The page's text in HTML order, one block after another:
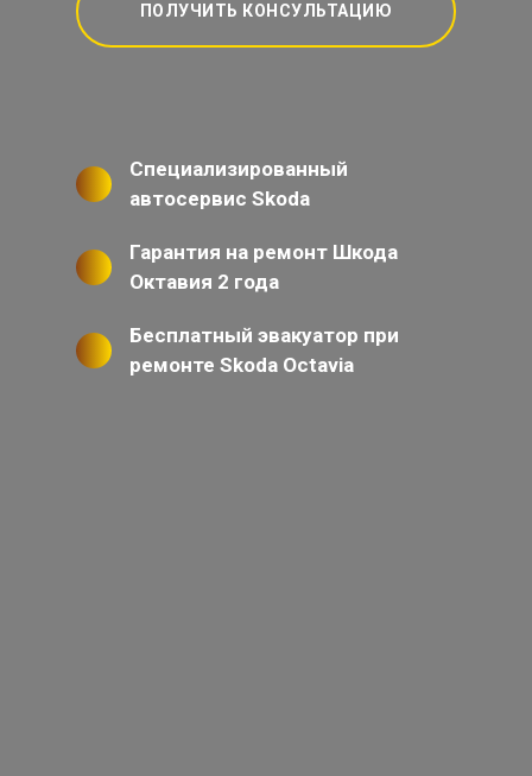
ПОЛУЧИТЬ КОНСУЛЬТАЦИЮ
Специализированный
автосервис Skoda
Гарантия на ремонт Шкода
Октавия 2 года
Бесплатный эвакуатор при
ремонте Skoda Octavia